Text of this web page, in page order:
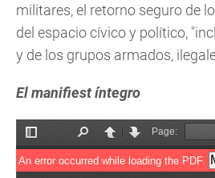
militares, el retorno seguro de
del espacio cívico y político,
y de los grupos armados,
El manifiest íntegro